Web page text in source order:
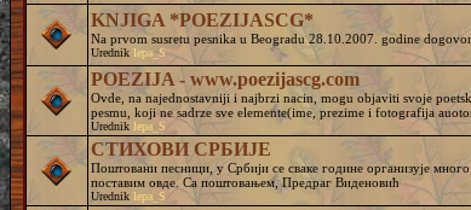
KNJIGA *POEZIJASCG*
Na prvom susretu pesnika u Beogradu 28.10.2007. godine
Urednik lepa_S
POEZIJA - www.poezijascg.com
Ovde, na najednostavniji i najbrzi nacin, mogu objaviti svoje
pesmu, koji ne sadrze sve elemente(ime, prezime i fotografija
Urednik lepa_S
СТИХОВИ СРБИЈЕ
Поштовани песници, у Србији се сваке године организује
поставим овде. Са поштовањем, Предраг Виденовић
Urednik lepa_S